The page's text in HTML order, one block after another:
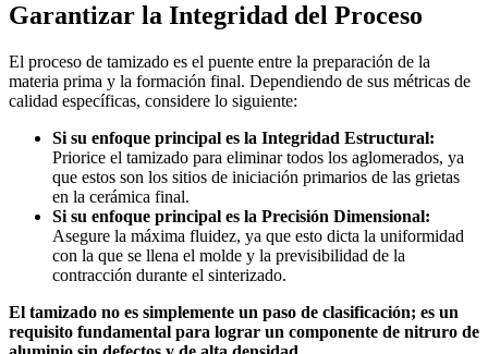
Garantizar la Integridad del Proceso
El proceso de tamizado es el puente entre la preparación de la
materia prima y la formación final. Dependiendo de sus métricas de
calidad específicas, considere lo siguiente:
Si su enfoque principal es la Integridad Estructural:
Priorice el tamizado para eliminar todos los aglomerados, ya
que estos son los sitios de iniciación primarios de las grietas
en la cerámica final.
Si su enfoque principal es la Precisión Dimensional:
Asegure la máxima fluidez, ya que esto dicta la uniformidad
con la que se llena el molde y la previsibilidad de la
contracción durante el sinterizado.
El tamizado no es simplemente un paso de clasificación; es un
requisito fundamental para lograr un componente de nitruro de